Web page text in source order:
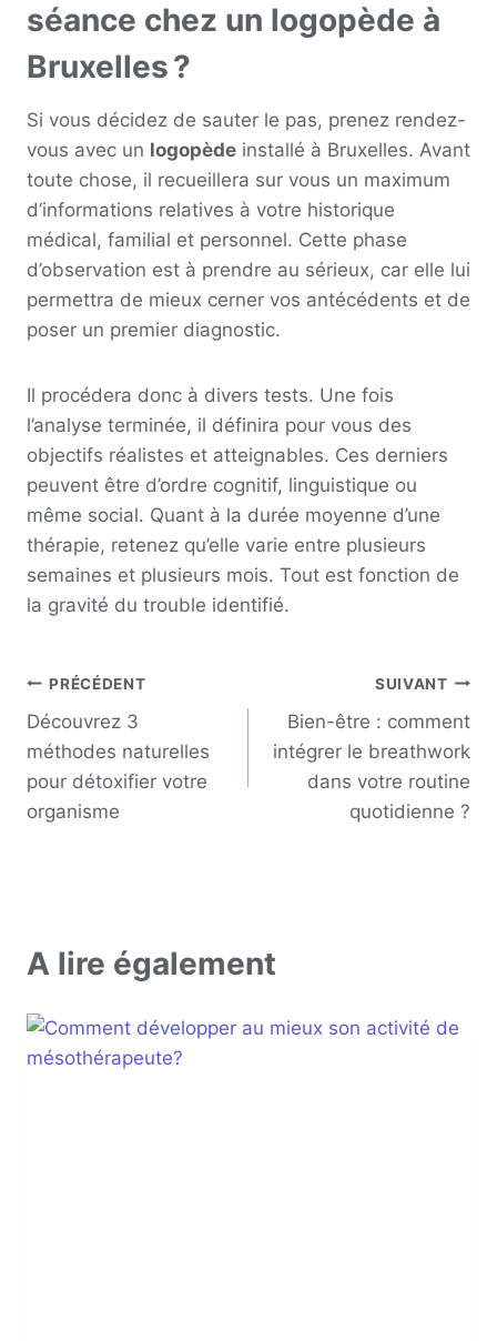
séance chez un logopède à
Bruxelles ?
Si vous décidez de sauter le pas, prenez rendez-
vous avec un logopède installé à Bruxelles. Avant
toute chose, il recueillera sur vous un maximum
d’informations relatives à votre historique
médical, familial et personnel. Cette phase
d’observation est à prendre au sérieux, car elle lui
permettra de mieux cerner vos antécédents et de
poser un premier diagnostic.
Il procédera donc à divers tests. Une fois
l’analyse terminée, il définira pour vous des
objectifs réalistes et atteignables. Ces derniers
peuvent être d’ordre cognitif, linguistique ou
même social. Quant à la durée moyenne d’une
thérapie, retenez qu’elle varie entre plusieurs
semaines et plusieurs mois. Tout est fonction de
la gravité du trouble identifié.
PRÉCÉDENT
Découvrez 3
méthodes naturelles
pour détoxifier votre
organisme
SUIVANT
Bien-être : comment
intégrer le breathwork
dans votre routine
quotidienne ?
A lire également